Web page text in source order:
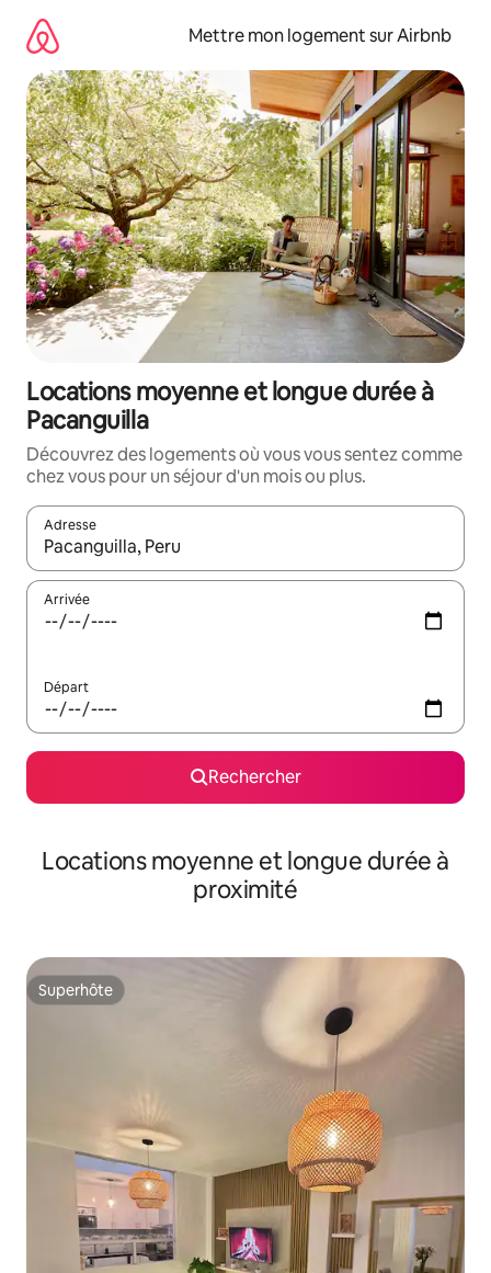
directement
contenu
Mettre mon logement sur Airbnb
Locations moyenne et longue durée à
Pacanguilla
Découvrez des logements où vous vous sentez comme
chez vous pour un séjour d'un mois ou plus.
Adresse
Lorsque les résultats s'affichent, utilisez les flèches vers le
Arrivée
Départ
Rechercher
Locations moyenne et longue durée à
proximité
Superhôte
Superhôte